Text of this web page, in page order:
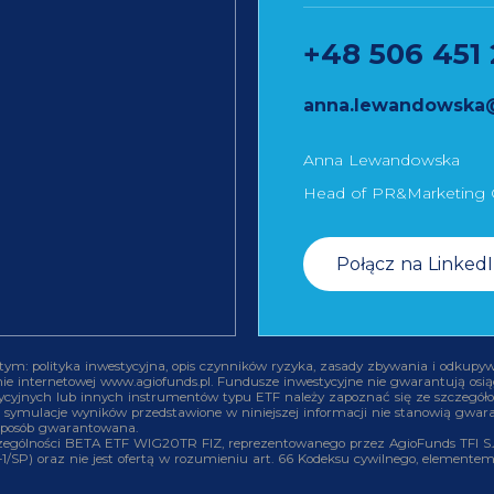
+48 506 451
Anna Lewandowska
Head of PR&Marketing
Połącz na
polityka inwestycyjna, opis czynników ryzyka, zasady zbywania i
internetowej www.agiofunds.pl. Fundusze inwestycyjne nie gwarantują
lub innych instrumentów typu ETF należy zapoznać się ze
wyników przedstawione w niniejszej informacji nie stanowią
gwarantowana.
BETA ETF WIG20TR FIZ, reprezentowanego przez AgioFunds TFI
SP) oraz nie jest ofertą w rozumieniu art. 66 Kodeksu cywilnego,